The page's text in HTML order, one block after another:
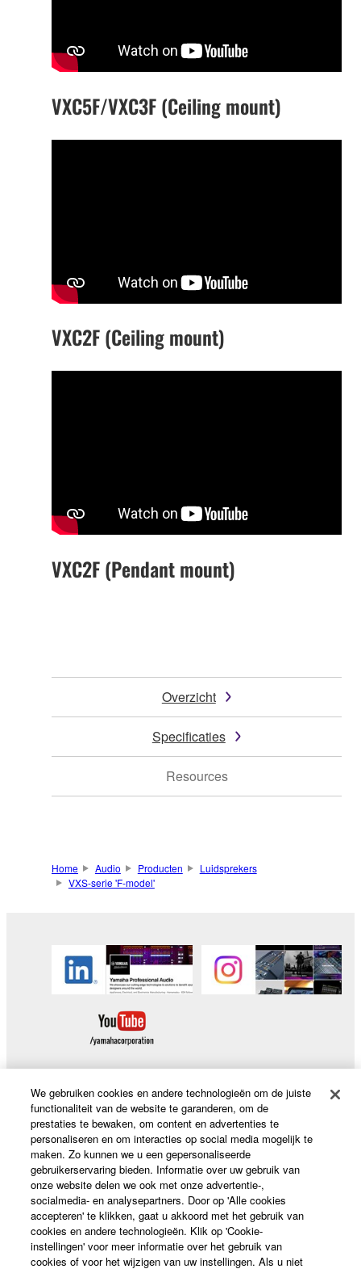
VXC5F/VXC3F (Ceiling mount)
VXC2F (Ceiling mount)
VXC2F (Pendant mount)
Overzicht
Specificaties
Resources
Home Audio Producten
Luidsprekers
VXS-serie 'F-model'
Producten en oplossingen
News
Over Yamaha
We gebruiken cookies en andere technologieën om de juiste
functionaliteit van de website te garanderen, om de
prestaties te bewaken, om content en advertenties te
personaliseren en om interacties op social media mogelijk te
maken. Zo kunnen we u een gepersonaliseerde
gebruikerservaring bieden. Informatie over uw gebruik van
onze website delen we ook met onze advertentie-,
socialmedia- en analysepartners. Door op 'Alle cookies
accepteren' te klikken, gaat u akkoord met het gebruik van
cookies en andere technologieën. Klik op 'Cookie-
instellingen' voor meer informatie over het gebruik van
cookies of voor het wijzigen van uw instellingen. Als u niet